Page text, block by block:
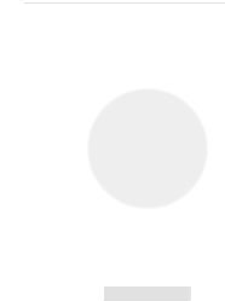
------------